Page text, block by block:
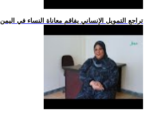
.. تراجع التمويل الإنساني يفاقم معاناة النساء في اليمن